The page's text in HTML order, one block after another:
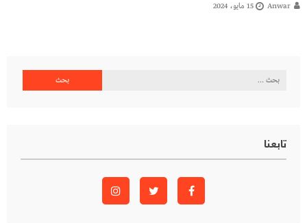
Anwar 15 مايو، 2024
البحث
تابعنا